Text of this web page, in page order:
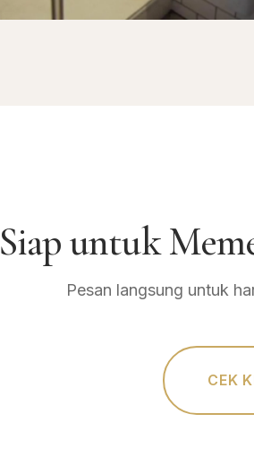
Siap untuk
Pesan langsung untuk
CEK